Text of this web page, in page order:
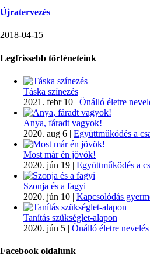
Újratervezés
2018-04-15
Legfrissebb történeteink
Táska színezés
2021. febr 10 | Önálló életre
Anya, fáradt vagyok!
2020. aug 6 | Együttműködés a
Most már én jövök!
2020. jún 19 | Együttműködés a
Szonja és a fagyi
2020. jún 10 | Kapcsolódás
Tanítás szükséglet-alapon
2020. jún 5 | Önálló életre nevelés
Facebook oldalunk